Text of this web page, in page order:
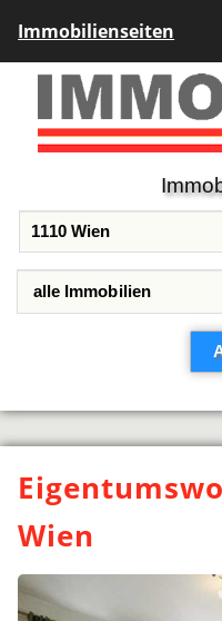
Immobilienseiten
Wien